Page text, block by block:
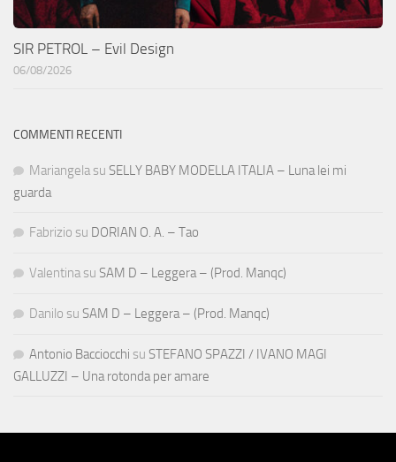
SIR PETROL – Evil Design
06/08/2026
COMMENTI RECENTI
Mariangela su SELLY BABY MODELLA ITALIA – Luna lei mi
guarda
Fabrizio su DORIAN O. A. – Tao
Valentina su SAM D – Leggera – (Prod. Manqc)
Danilo su SAM D – Leggera – (Prod. Manqc)
Antonio Bacciocchi su STEFANO SPAZZI / IVANO MAGI
GALLUZZI – Una rotonda per amare